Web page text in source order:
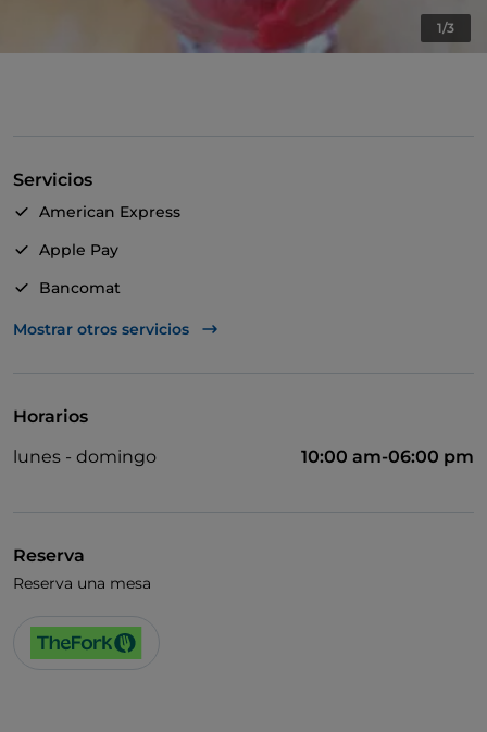
1/3
Servicios
American Express
Apple Pay
Bancomat
Diners Club
Mostrar otros servicios
Horarios
lunes - domingo
10:00 am-06:00 pm
Reserva
Reserva una mesa